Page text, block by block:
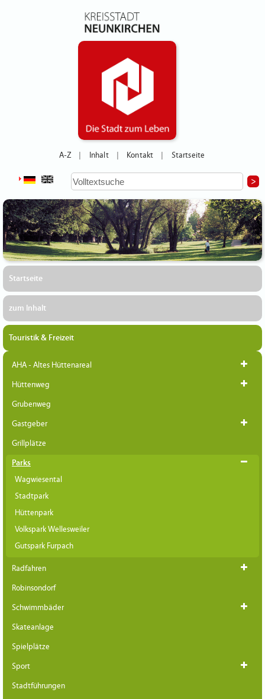
A-Z Inhalt Kontakt Startseite
Startseite
zum Inhalt
Touristik & Freizeit
AHA - Altes Hüttenareal
Hüttenweg
Grubenweg
Gastgeber
Grillplätze
Parks
Wagwiesental
Stadtpark
Hüttenpark
Volkspark Wellesweiler
Gutspark Furpach
Radfahren
Robinsondorf
Schwimmbäder
Skateanlage
Spielplätze
Sport
Stadtführungen